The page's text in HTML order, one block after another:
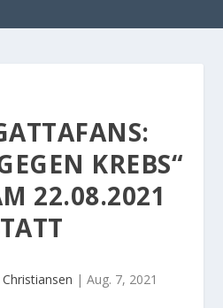
KREBS“
22.08.2021
| Aug. 7, 2021